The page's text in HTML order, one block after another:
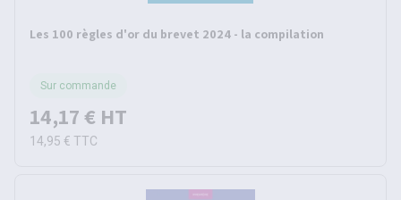
Les 100 règles d'or du brevet 2024 - la compilation
Sur commande
14,17 € HT
14,95 € TTC